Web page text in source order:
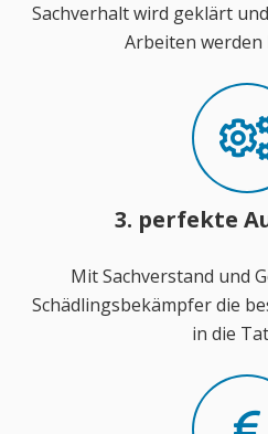
Sachverhalt wird geklärt
Arbeiten werden
3. perfekte
Mit Sachverstand und
Schädlingsbekämpfer die
in die